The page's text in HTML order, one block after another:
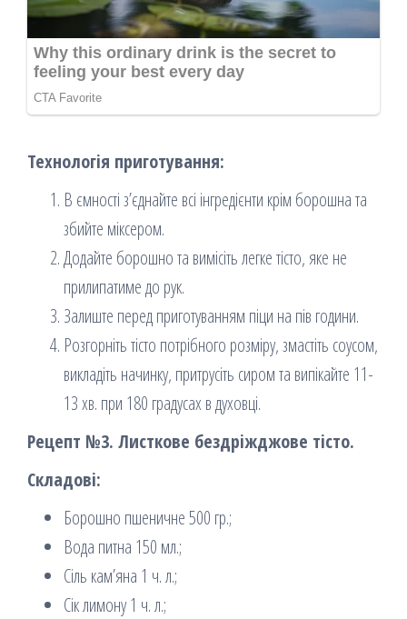
Технологія приготування:
В ємності з’єднайте всі інгредієнти крім борошна та
збийте міксером.
Додайте борошно та вимісіть легке тісто, яке не
прилипатиме до рук.
Залиште перед приготуванням піци на пів години.
Розгорніть тісто потрібного розміру, змастіть соусом,
викладіть начинку, притрусіть сиром та випікайте 11-
13 хв. при 180 градусах в духовці.
Рецепт №3. Листкове бездріжджове тісто.
Складові:
Борошно пшеничне 500 гр.;
Вода питна 150 мл.;
Сіль кам’яна 1 ч. л.;
Сік лимону 1 ч. л.;